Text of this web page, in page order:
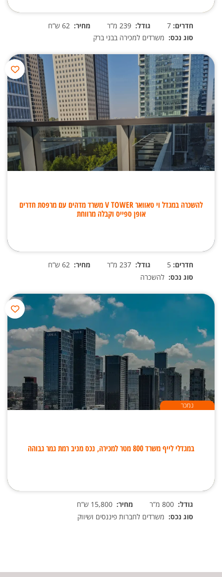
חדרים: גודל: מחיר:
סוג נכס: משרדים למכירה בבני ברק
להשכרה במגדל וי טאוואר V TOWER משרד מדהים עם מרפסת חדרים
אופן ספייס וקבלה מרווחת
חדרים: גודל: מחיר:
סוג נכס: להשכרה
נמכר
במגדלי לייף משרד 800 מטר למכירה, נכס מניב רמת גמר גבוהה
גודל: מחיר:
סוג נכס: משרדים לחברות פיננסים ושיווק